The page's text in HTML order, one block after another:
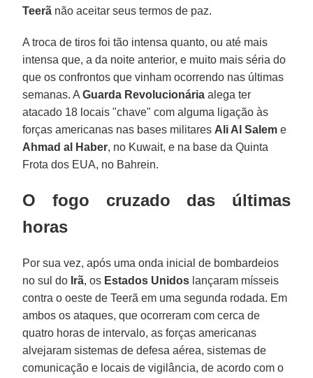
Teerã não aceitar seus termos de paz.
A troca de tiros foi tão intensa quanto, ou até mais
intensa que, a da noite anterior, e muito mais séria do
que os confrontos que vinham ocorrendo nas últimas
semanas. AGuarda Revolucionária alega ter
atacado 18 locais "chave" com alguma ligação às
forças americanas nas bases militares Ali Al Salem e
Ahmad al Haber, no Kuwait, e na base da Quinta
Frota dos EUA, no Bahrein.
O fogo cruzado das últimas
horas
Por sua vez, após uma onda inicial de bombardeios
no sul do Irã, os Estados Unidos lançaram mísseis
contra o oeste de Teerã em uma segunda rodada. Em
ambos os ataques, que ocorreram com cerca de
quatro horas de intervalo, as forças americanas
alvejaram sistemas de defesa aérea, sistemas de
comunicação e locais de vigilância, de acordo com o